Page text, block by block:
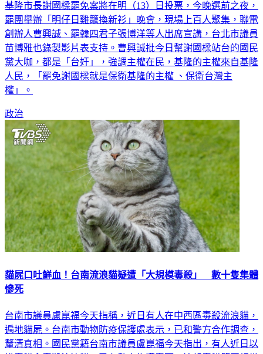
基隆市長謝國樑罷免案將在明（13）日投票，今晚選前之夜，
罷團舉辦「明仔日雞籠換新衫」晚會，現場上百人聚集，聯電
創辦人曹興誠、罷韓四君子張博洋等人出席宣講，台北市議員
苗博雅也錄製影片表支持。曹興誠批今日幫謝國樑站台的國民
黨大咖，都是「台奸」，強調主權在民，基隆的主權來自基隆
人民，「罷免謝國樑就是保衛基隆的主權 、保衛台灣主
權」。
政治
貓屍口吐鮮血！台南流浪貓疑遭「大規模毒殺」 數十隻集體
慘死
台南市議員盧崑福今天指稱，近日有人在中西區毒殺流浪貓，
遍地貓屍。台南市動物防疫保護處表示，已和警方合作調查，
釐清真相。國民黨籍台南市議員盧崑福今天指出，有人近日以